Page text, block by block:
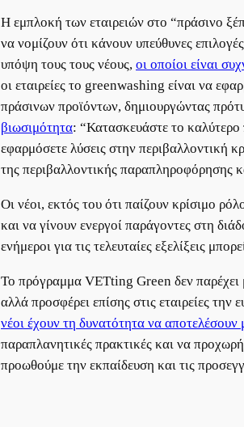
Η εμπλοκή των εταιρειών στο “πράσινο
να νομίζουν ότι κάνουν υπεύθυνες
υπόψη τους τους νέους, οι οποίοι είναι
οι εταιρείες το greenwashing είναι να
πράσινων προϊόντων, δημιουργώντας
βιωσιμότητα: “Κατασκευάστε το καλύτερο
εφαρμόσετε λύσεις στην περιβαλλοντική
της περιβαλλοντικής παραπληροφόρησης
Οι νέοι, εκτός του ότι παίζουν κρίσιμο
και να γίνουν ενεργοί παράγοντες στη
ενήμεροι για τις τελευταίες εξελίξεις
Το πρόγραμμα VETting Green δεν παρέχει
αλλά προσφέρει επίσης στις εταιρείες
νέοι έχουν τη δυνατότητα να αποτελέσουν
παραπλανητικές πρακτικές και να
προωθούμε την εκπαίδευση και τις